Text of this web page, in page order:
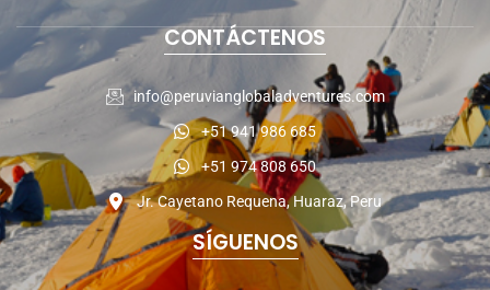
CONTÁCTENOS
info@peruvianglobaladventures.com
+51 941 986 685
+51 974 808 650
Jr. Cayetano Requena, Huaraz, Peru
SÍGUENOS